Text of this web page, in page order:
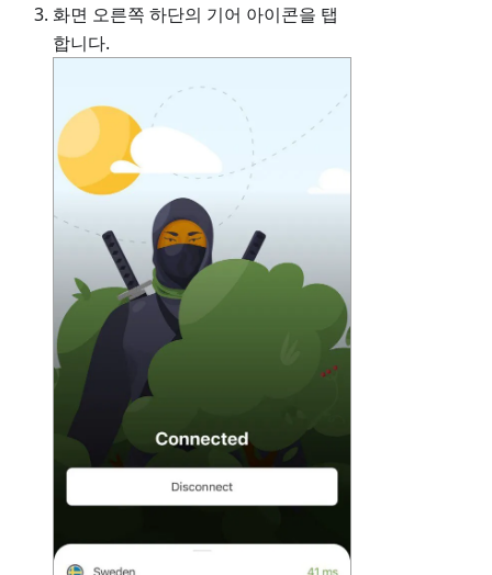
화면 오른쪽 하단의 기어 아이콘을 탭
합니다.